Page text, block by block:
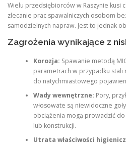
Wielu przedsiębiorców w Raszynie kusi
zlecanie prac spawalniczych osobom
samodzielnych napraw. Jest to jednak
Zagrożenia wynikające z
Korozja: Spawanie metodą
parametrach w przypadku
do natychmiastowego
Wady wewnętrzne: Pory,
włosowate są niewidoczne
obciążenia mogą prowadzić
lub konstrukcji.
Utrata właściwości